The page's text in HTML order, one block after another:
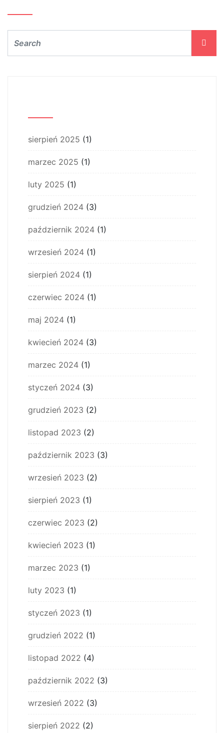
sierpień 2025 (1)
marzec 2025 (1)
luty 2025 (1)
grudzień 2024 (3)
październik 2024 (1)
wrzesień 2024 (1)
sierpień 2024 (1)
czerwiec 2024 (1)
maj 2024 (1)
kwiecień 2024 (3)
marzec 2024 (1)
styczeń 2024 (3)
grudzień 2023 (2)
listopad 2023 (2)
październik 2023 (3)
wrzesień 2023 (2)
sierpień 2023 (1)
czerwiec 2023 (2)
kwiecień 2023 (1)
marzec 2023 (1)
luty 2023 (1)
styczeń 2023 (1)
grudzień 2022 (1)
listopad 2022 (4)
październik 2022 (3)
wrzesień 2022 (3)
sierpień 2022 (2)